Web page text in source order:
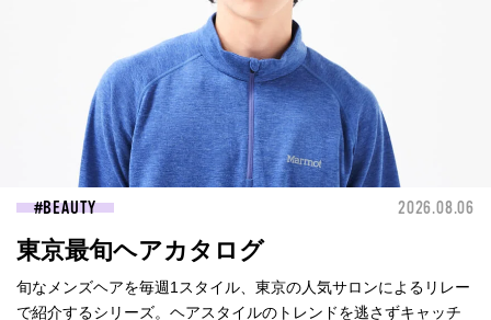
BEAUTY 2026.08.06
東京最旬ヘアカタログ
旬なメンズヘアを毎週1スタイル、東京の人気サロンによるリレー
で紹介するシリーズ。ヘアスタイルのトレンドを逃さずキャッチ